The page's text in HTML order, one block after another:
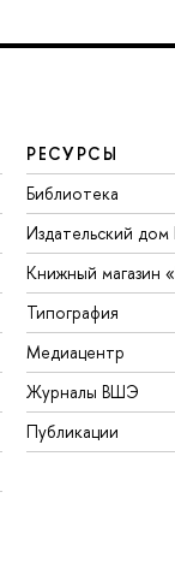
РЕСУРСЫ
Библиотека
Издательский
Книжный магазин
Типография
Медиацентр
Журналы ВШЭ
Публикации